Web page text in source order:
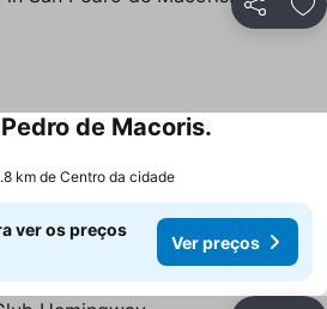
Partilhar
de Macoris.
km de Centro da cidade
ver os preços
Ver preços